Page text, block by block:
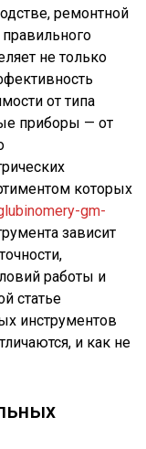
ремонтной
не только
от типа
приборы — от
которых
gm-
зависит
работы и
статье
инструментов
и как не